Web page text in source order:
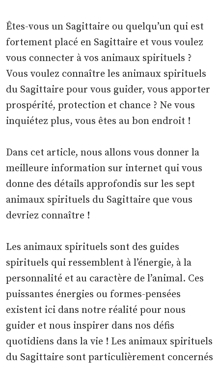
Êtes-vous un Sagittaire ou quelqu’un qui est
fortement placé en Sagittaire et vous voulez
vous connecter à vos animaux spirituels ?
Vous voulez connaître les animaux spirituels
du Sagittaire pour vous guider, vous apporter
prospérité, protection et chance ? Ne vous
inquiétez plus, vous êtes au bon endroit !
Dans cet article, nous allons vous donner la
meilleure information sur internet qui vous
donne des détails approfondis sur les sept
animaux spirituels du Sagittaire que vous
devriez connaître !
Les animaux spirituels sont des guides
spirituels qui ressemblent à l’énergie, à la
personnalité et au caractère de l’animal. Ces
puissantes énergies ou formes-pensées
existent ici dans notre réalité pour nous
guider et nous inspirer dans nos défis
quotidiens dans la vie ! Les animaux spirituels
du Sagittaire sont particulièrement concernés